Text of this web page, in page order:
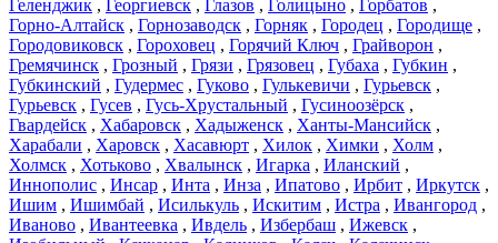
Геленджик , Георгиевск , Глазов , Голицыно , Горбатов ,
Горно-Алтайск , Горнозаводск , Горняк , Городец , Городище ,
Городовиковск , Гороховец , Горячий Ключ , Грайворон ,
Гремячинск , Грозный , Грязи , Грязовец , Губаха , Губкин ,
Губкинский , Гудермес , Гуково , Гулькевичи , Гурьевск ,
Гурьевск , Гусев , Гусь-Хрустальный , Гусиноозёрск ,
Гвардейск , Хабаровск , Хадыженск , Ханты-Мансийск ,
Харабали , Харовск , Хасавюрт , Хилок , Химки , Холм ,
Холмск , Хотьково , Хвалынск , Игарка , Иланский ,
Иннополис , Инсар , Инта , Инза , Ипатово , Ирбит , Иркутск ,
Ишим , Ишимбай , Исилькуль , Искитим , Истра , Ивангород ,
Иваново , Ивантеевка , Ивдель , Избербаш , Ижевск ,